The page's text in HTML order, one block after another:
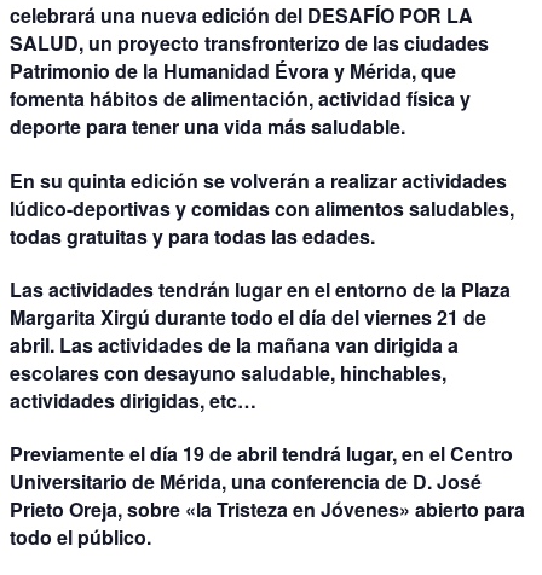
celebrará una nueva edición del DESAFÍO POR LA
SALUD, un proyecto transfronterizo de las ciudades
Patrimonio de la Humanidad Évora y Mérida, que
fomenta hábitos de alimentación, actividad física y
deporte para tener una vida más saludable.
En su quinta edición se volverán a realizar actividades
lúdico-deportivas y comidas con alimentos saludables,
todas gratuitas y para todas las edades.
Las actividades tendrán lugar en el entorno de la Plaza
Margarita Xirgú durante todo el día del viernes 21 de
abril. Las actividades de la mañana van dirigida a
escolares con desayuno saludable, hinchables,
actividades dirigidas, etc…
Previamente el día 19 de abril tendrá lugar, en el Centro
Universitario de Mérida, una conferencia de D. José
Prieto Oreja, sobre «la Tristeza en Jóvenes» abierto para
todo el público.